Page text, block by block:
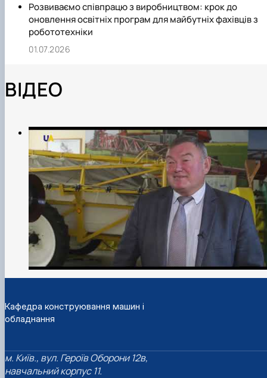
Розвиваємо співпрацю з виробництвом: крок до
оновлення освітніх програм для майбутніх фахівців з
робототехніки
01.07.2026
ВІДЕО
Кафедра конструювання машин і
обладнання
м. Київ., вул. Героїв Оборони 12в,
навчальний корпус 11.